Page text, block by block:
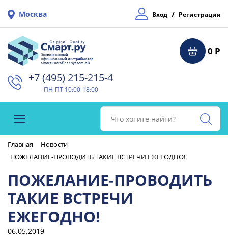
Москва Вход / Регистрация
0 Р
+7 (495) 215-215-4⁠
ПН-ПТ 10:00-18:00
Главная
Новости
ПОЖЕЛАНИЕ-ПРОВОДИТЬ ТАКИЕ ВСТРЕЧИ ЕЖЕГОДНО!
ПОЖЕЛАНИЕ-ПРОВОДИТЬ
ТАКИЕ ВСТРЕЧИ
ЕЖЕГОДНО!
06.05.2019